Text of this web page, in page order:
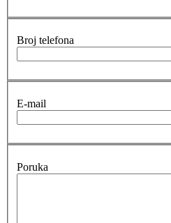
Broj telefona
E-mail
Poruka